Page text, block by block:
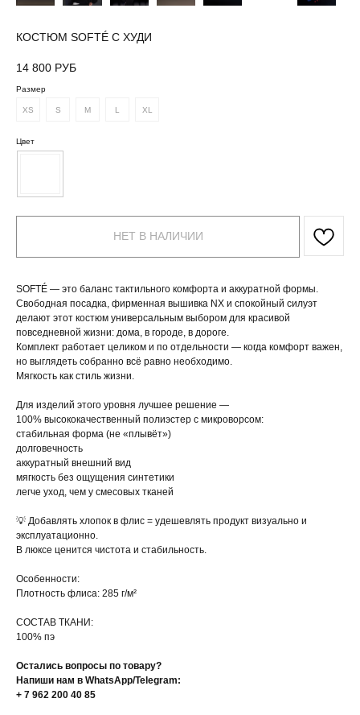
КОСТЮМ SOFTÉ С ХУДИ
14 800 РУБ
Размер
XS S M L XL
Цвет
НЕТ В НАЛИЧИИ
SOFTÉ — это баланс тактильного комфорта и аккуратной формы.
Свободная посадка, фирменная вышивка NX и спокойный силуэт
делают этот костюм универсальным выбором для красивой
повседневной жизни: дома, в городе, в дороге.
Комплект работает целиком и по отдельности — когда комфорт важен,
но выглядеть собранно всё равно необходимо.
Мягкость как стиль жизни.
Для изделий этого уровня лучшее решение —
100% высококачественный полиэстер с микроворсом:
стабильная форма (не «плывёт»)
долговечность
аккуратный внешний вид
мягкость без ощущения синтетики
легче уход, чем у смесовых тканей
💡 Добавлять хлопок в флис = удешевлять продукт визуально и
эксплуатационно.
В люксе ценится чистота и стабильность.
Особенности:
Плотность флиса: 285 г/м²
СОСТАВ ТКАНИ:
100% пэ
Остались вопросы по товару?
Напиши нам в WhatsApp/Telegram:
+ 7 962 200 40 85